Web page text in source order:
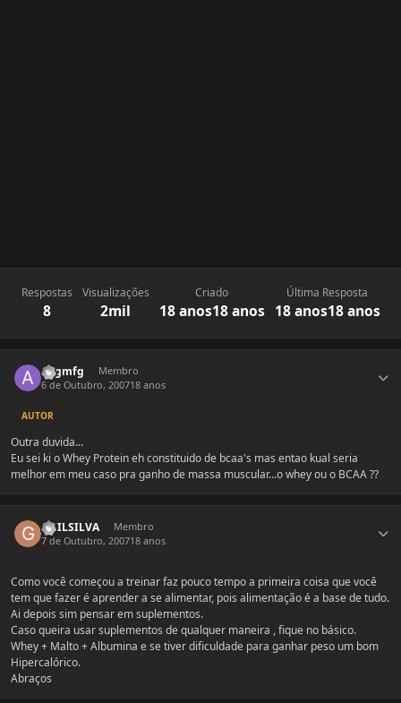
Respostas
8
Visualizações
2mil
Criado
18 anos18 anos
Última Resposta
18 anos18 anos
augmfg
Membro
6 de Outubro, 200718 anos
AUTOR
Outra duvida...
Eu sei ki o Whey Protein eh constituido de bcaa's mas entao kual seria
melhor em meu caso pra ganho de massa muscular...o whey ou o BCAA ??
GUILSILVA
Membro
7 de Outubro, 200718 anos
Como você começou a treinar faz pouco tempo a primeira coisa que você
tem que fazer é aprender a se alimentar, pois alimentação é a base de tudo.
Ai depois sim pensar em suplementos.
Caso queira usar suplementos de qualquer maneira , fique no básico.
Whey + Malto + Albumina e se tiver dificuldade para ganhar peso um bom
Hipercalórico.
Abraços